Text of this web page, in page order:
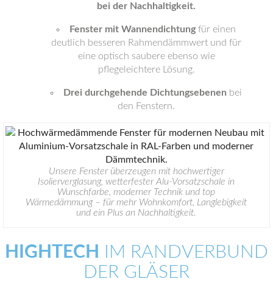
bei der Nachhaltigkeit.
Fenster mit Wannendichtung für einen
deutlich besseren Rahmendämmwert und für
eine optisch saubere ebenso wie
pflegeleichtere Lösung.
Drei durchgehende Dichtungsebenen bei
den Fenstern.
Unsere Fenster überzeugen mit hochwertiger
Isolierverglasung, wetterfester Alu-Vorsatzschale in
Wunschfarbe, moderner Technik und top
Wärmedämmung – für mehr Wohnkomfort, Langlebigkeit
und ein Plus an Nachhaltigkeit.
HIGHTECH
IM RANDVERBUND
DER GLÄSER